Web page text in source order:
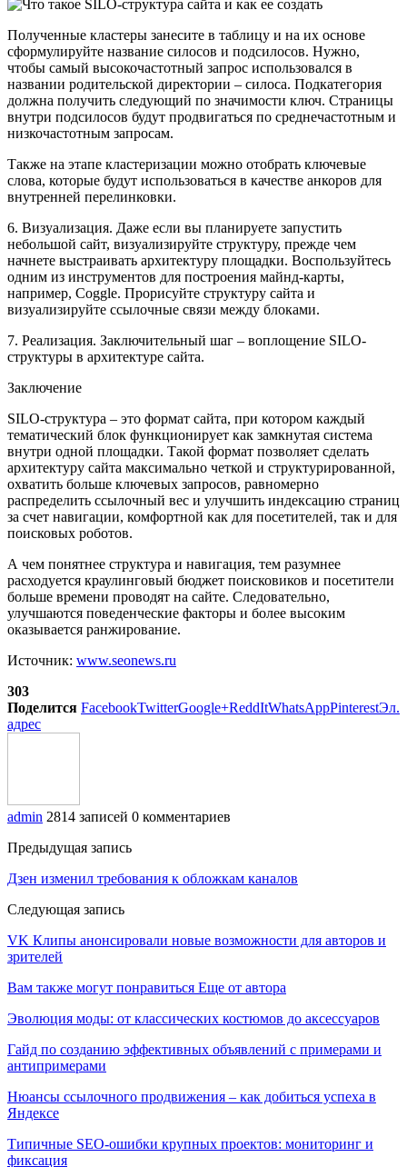
Полученные кластеры занесите в таблицу и на их основе
сформулируйте название силосов и подсилосов. Нужно,
чтобы самый высокочастотный запрос использовался в
названии родительской директории – силоса. Подкатегория
должна получить следующий по значимости ключ. Страницы
внутри подсилосов будут продвигаться по среднечастотным и
низкочастотным запросам.
Также на этапе кластеризации можно отобрать ключевые
слова, которые будут использоваться в качестве анкоров для
внутренней перелинковки.
6. Визуализация. Даже если вы планируете запустить
небольшой сайт, визуализируйте структуру, прежде чем
начнете выстраивать архитектуру площадки. Воспользуйтесь
одним из инструментов для построения майнд-карты,
например, Coggle. Прорисуйте структуру сайта и
визуализируйте ссылочные связи между блоками.
7. Реализация. Заключительный шаг – воплощение SILO-
структуры в архитектуре сайта.
Заключение
SILO-структура – это формат сайта, при котором каждый
тематический блок функционирует как замкнутая система
внутри одной площадки. Такой формат позволяет сделать
архитектуру сайта максимально четкой и структурированной,
охватить больше ключевых запросов, равномерно
распределить ссылочный вес и улучшить индексацию страниц
за счет навигации, комфортной как для посетителей, так и для
поисковых роботов.
А чем понятнее структура и навигация, тем разумнее
расходуется краулинговый бюджет поисковиков и посетители
больше времени проводят на сайте. Следовательно,
улучшаются поведенческие факторы и более высоким
оказывается ранжирование.
Источник: www.seonews.ru
303
Поделится FacebookTwitterGoogle+ReddItWhatsAppPinterestЭл.
адрес
admin 2814 записей 0 комментариев
Предыдущая запись
Дзен изменил требования к обложкам каналов
Следующая запись
VK Клипы анонсировали новые возможности для авторов и
зрителей
Вам также могут понравиться Еще от автора
Эволюция моды: от классических костюмов до аксессуаров
Гайд по созданию эффективных объявлений с примерами и
антипримерами
Нюансы ссылочного продвижения – как добиться успеха в
Яндексе
Типичные SEO-ошибки крупных проектов: мониторинг и
фиксация